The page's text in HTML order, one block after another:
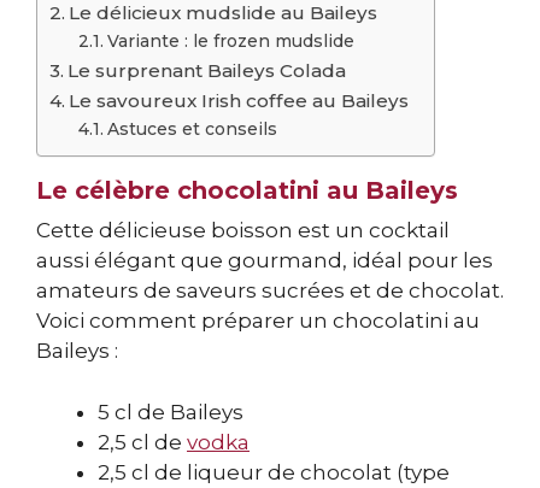
Le délicieux mudslide au Baileys
Variante : le frozen mudslide
Le surprenant Baileys Colada
Le savoureux Irish coffee au Baileys
Astuces et conseils
Le célèbre chocolatini au Baileys
Cette délicieuse boisson est un cocktail
aussi élégant que gourmand, idéal pour les
amateurs de saveurs sucrées et de chocolat.
Voici comment préparer un chocolatini au
Baileys :
5 cl de Baileys
2,5 cl de vodka
2,5 cl de liqueur de chocolat (type